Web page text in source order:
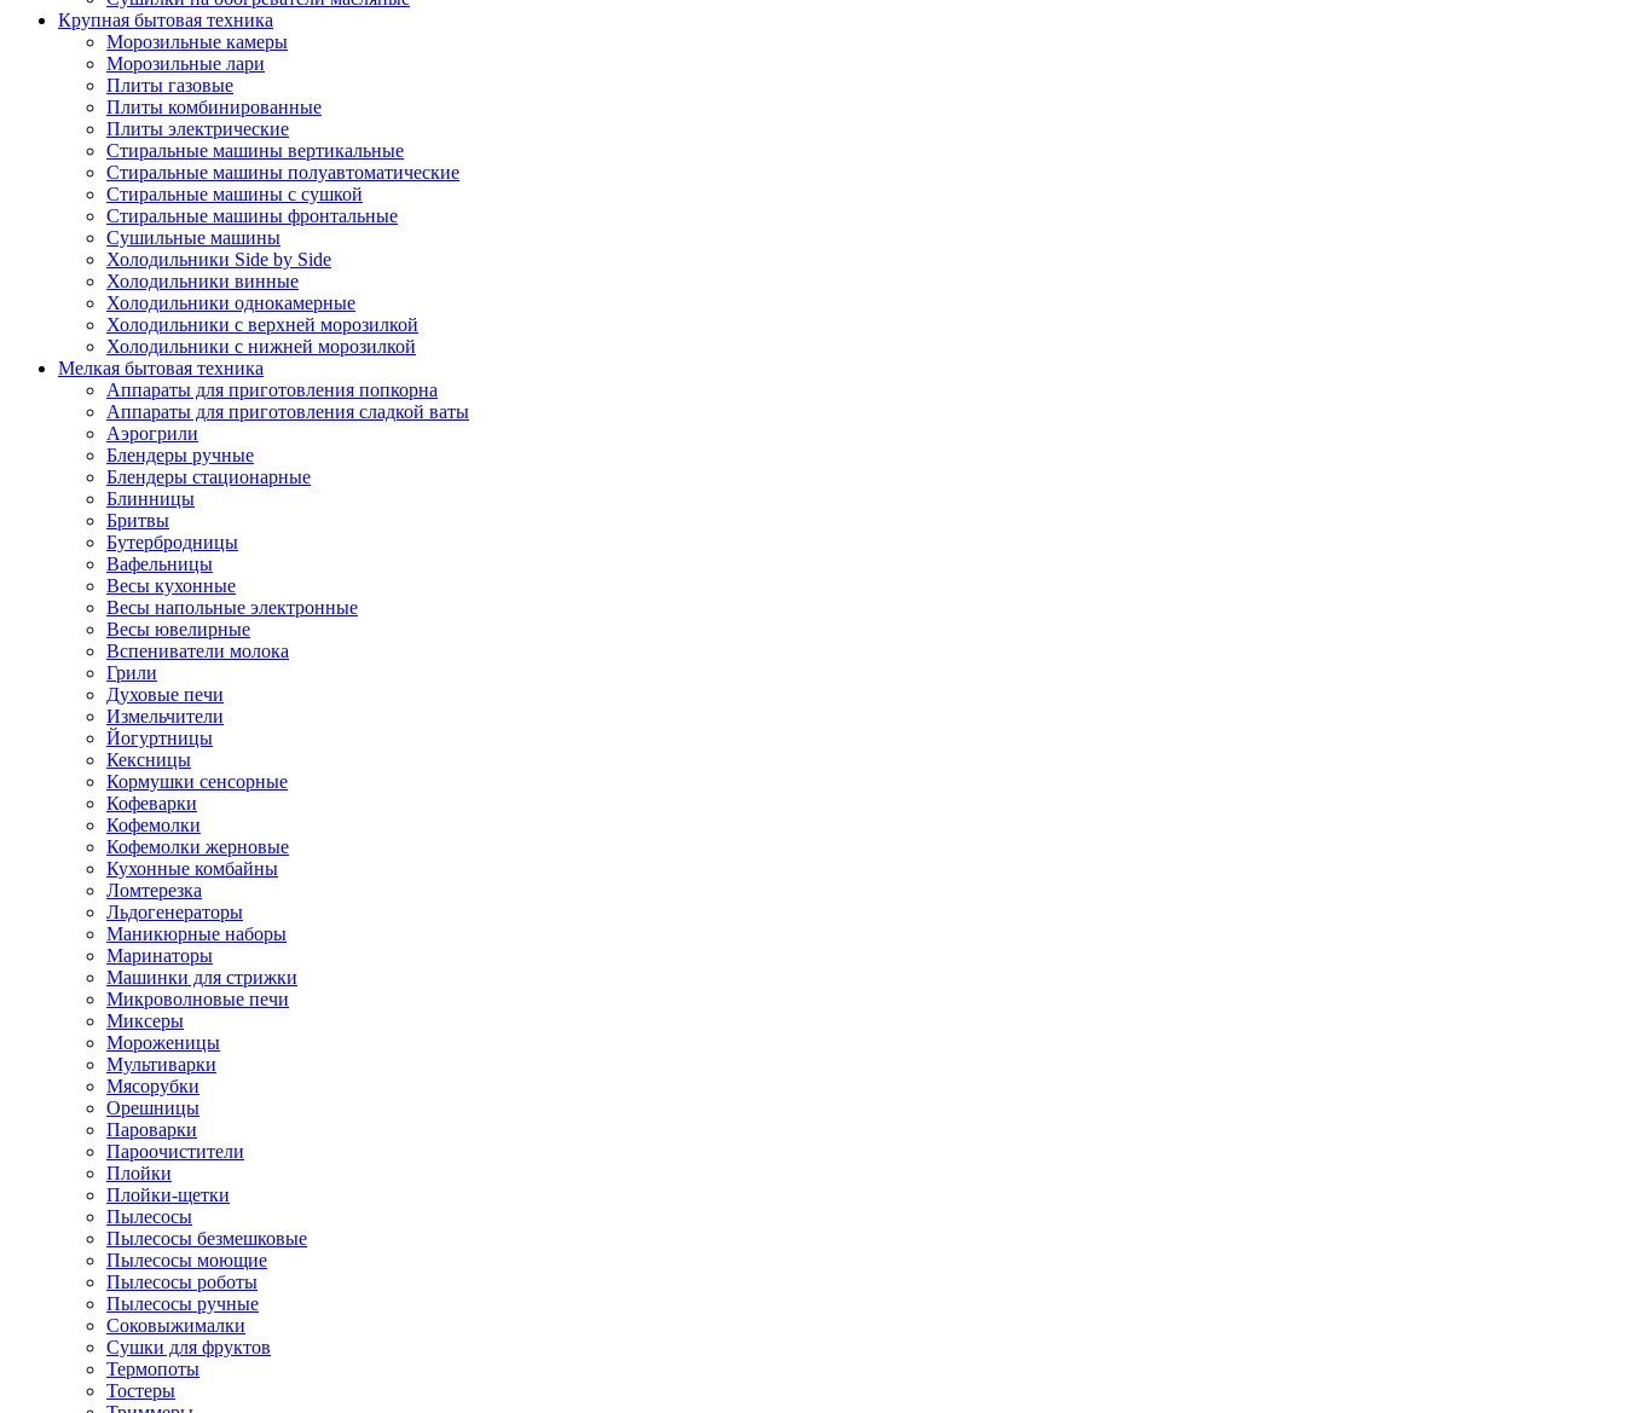
Крупная бытовая техника
Морозильные камеры
Морозильные лари
Плиты газовые
Плиты комбинированные
Плиты электрические
Стиральные машины вертикальные
Стиральные машины полуавтоматические
Стиральные машины с сушкой
Стиральные машины фронтальные
Сушильные машины
Холодильники Side by Side
Холодильники винные
Холодильники однокамерные
Холодильники с верхней морозилкой
Холодильники с нижней морозилкой
Мелкая бытовая техника
Аппараты для приготовления попкорна
Аппараты для приготовления сладкой ваты
Аэрогрили
Блендеры ручные
Блендеры стационарные
Блинницы
Бритвы
Бутербродницы
Вафельницы
Весы кухонные
Весы напольные электронные
Весы ювелирные
Вспениватели молока
Грили
Духовые печи
Измельчители
Йогуртницы
Кексницы
Кормушки сенсорные
Кофеварки
Кофемолки
Кофемолки жерновые
Кухонные комбайны
Ломтерезка
Льдогенераторы
Маникюрные наборы
Маринаторы
Машинки для стрижки
Микроволновые печи
Миксеры
Мороженицы
Мультиварки
Мясорубки
Орешницы
Пароварки
Пароочистители
Плойки
Плойки-щетки
Пылесосы
Пылесосы безмешковые
Пылесосы моющие
Пылесосы роботы
Пылесосы ручные
Соковыжималки
Сушки для фруктов
Термопоты
Тостеры